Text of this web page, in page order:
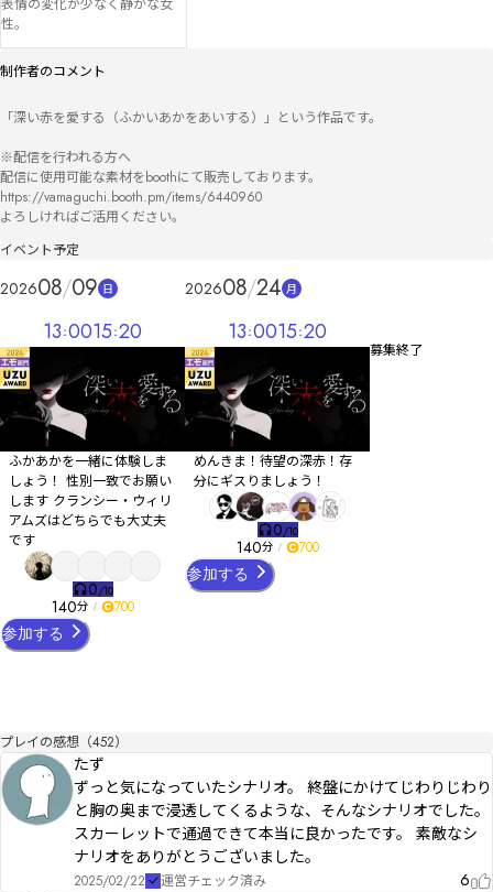
表情の変化が少なく静かな女
性。
制作者のコメント
「深い赤を愛する（ふかいあかをあいする）」という作品です。
※配信を行われる方へ
配信に使用可能な素材をboothにて販売しております。
https://vamaguchi.booth.pm/items/6440960
よろしければご活用ください。
イベント予定
202608 09 日
13 0015 20
ふかあかを一緒に体験しま
しょう！ 性別一致でお願い
します クランシー・ウィリ
アムズはどちらでも大丈夫
です
0/10
140分 700
参加する
202608 24 月
募集終了
13 0015 20
めんきま！待望の深赤！存
分にギスりましょう！
0/10
140分 700
参加する
プレイの感想（452）
たず
ずっと気になっていたシナリオ。 終盤にかけてじわりじわり
と胸の奥まで浸透してくるような、そんなシナリオでした。
スカーレットで通過できて本当に良かったです。 素敵なシ
ナリオをありがとうございました。
2025/02/22 運営チェック済み
6